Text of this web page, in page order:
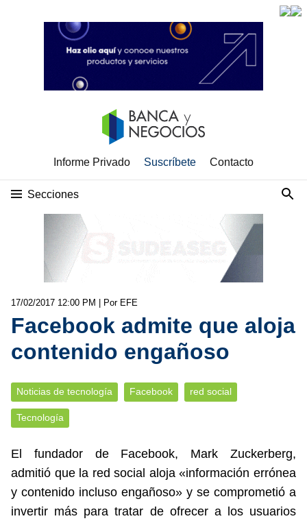
Informe Privado Suscríbete Contacto
Secciones
17/02/2017 12:00 PM | Por EFE
Facebook admite que aloja
contenido engañoso
Noticias de tecnología Facebook red social
Tecnología
El fundador de Facebook, Mark Zuckerberg,
admitió que la red social aloja «información errónea
y contenido incluso engañoso» y se comprometió a
invertir más para tratar de ofrecer a los usuarios